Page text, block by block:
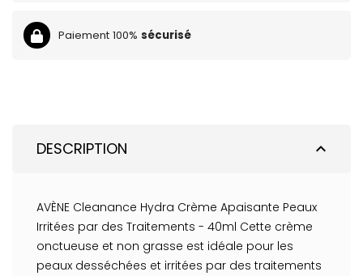
Paiement 100% sécurisé
expand_less
DESCRIPTION
AVÈNE Cleanance Hydra Crème Apaisante Peaux
Irritées par des Traitements - 40ml Cette crème
onctueuse et non grasse est idéale pour les
peaux desséchées et irritées par des traitements